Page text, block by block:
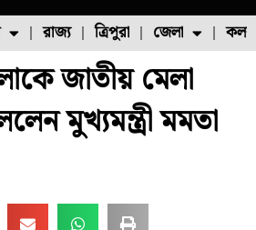
চাষ ফল চাষ মাছ চাষ
রাজ্য ত্রিপুরা জেলা
উত্তর ২৪ পরগনা
জাতীয় মেলা
মুখ্যমন্ত্রী মমতা